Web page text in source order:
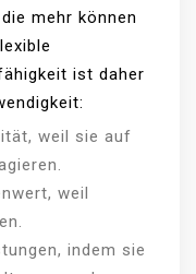
mehr können
ist daher
weil sie auf
weil
indem sie